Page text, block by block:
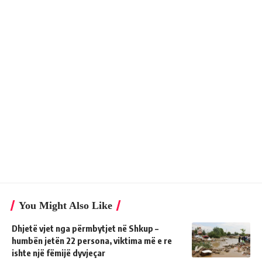
You Might Also Like
Dhjetë vjet nga përmbytjet në Shkup –
humbën jetën 22 persona, viktima më e re
ishte një fëmijë dyvjeçar